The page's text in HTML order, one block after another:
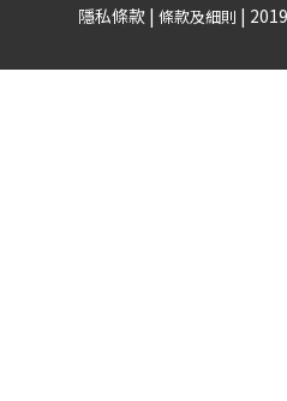
隱私條款 | 條款及細則 |